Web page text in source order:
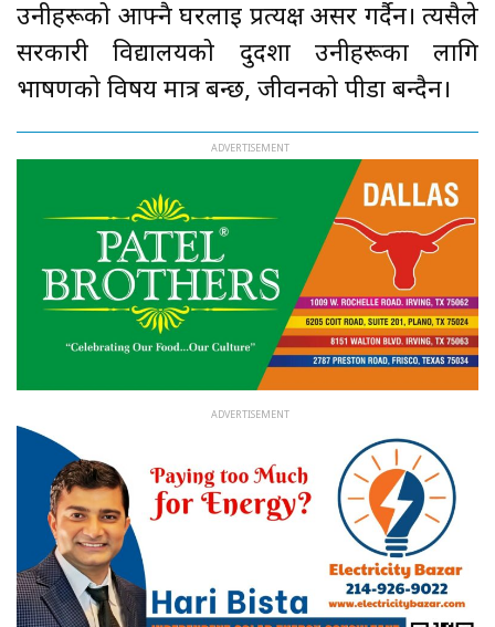
उनीहरूको आफ्नै घरलाई प्रत्यक्ष असर गर्दैन। त्यसैले
सरकारी विद्यालयको दुर्दशा उनीहरूका लागि
भाषणको विषय मात्र बन्छ, जीवनको पीडा बन्दैन।